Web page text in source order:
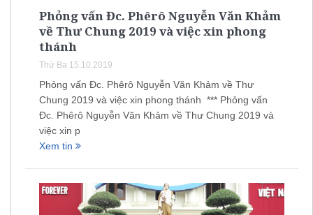
Phỏng vấn Đc. Phêrô Nguyễn Văn Khảm
về Thư Chung 2019 và việc xin phong
thánh
Thứ Ba 15.10.2019
Phỏng vấn Đc. Phêrô Nguyễn Văn Khảm về Thư
Chung 2019 và việc xin phong thánh *** Phỏng vấn
Đc. Phêrô Nguyễn Văn Khảm về Thư Chung 2019 và
việc xin p
Xem tin